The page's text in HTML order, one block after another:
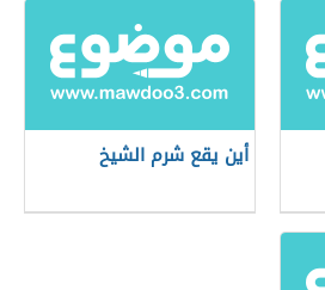
أين يقع شرم الشيخ